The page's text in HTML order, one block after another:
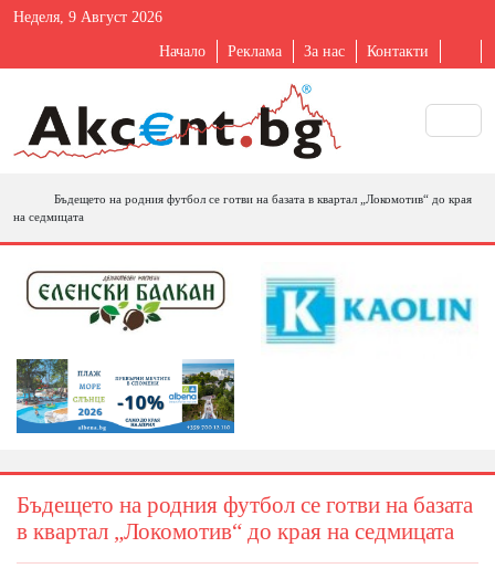
Неделя, 9 Август 2026
Начало Реклама За нас Контакти
Бъдещето на родния футбол се готви на базата в квартал „Локомотив“ до края
на седмицата
Бъдещето на родния футбол се готви на базата
в квартал „Локомотив“ до края на седмицата